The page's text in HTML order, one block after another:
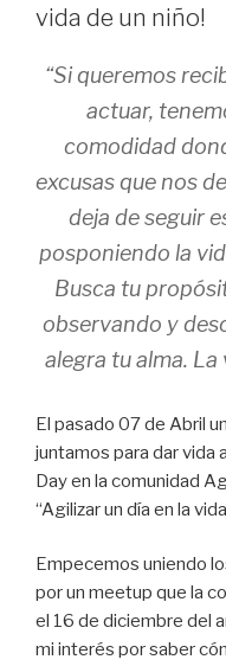
vida de un niño!
“Si queremos
actuar,
comodidad
excusas que nos
deja de seguir
posponiendo la
Busca tu
observando y
alegra tu alma. La
El pasado 07 de Abril
juntamos para dar vida
Day en la comunidad
“Agilizar un día en la
Empecemos uniendo
por un meetup que la
el 16 de diciembre del
mi interés por saber